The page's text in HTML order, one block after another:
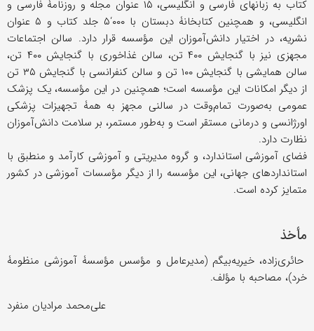
کتاب به زبانهای فارسی و انگلیسی، ۱۵ عنوان مجله و روزنامۀ فارسی و
انگلیسی، و همچنین کتابخانۀ دبستان با ۰۰۰‘۵ جلد کتاب و ۵ عنوان
نشریه، در اختیار دانش‌آموزان این مؤسسه قرار دارد. سالن اجتماعات
مجهزی نیز با گنجایش ۴۰۰ تن، سالن غذاخوری با گنجایش ۴۰۰ تن،
سالن همایشی با گنجایش ۱۰۰ تن و سالن کنفرانسی با گنجایش ۳۵ تن
از دیگر امکانات این مؤسسه است؛ همچنین در این مؤسسه، یک پزشک
عمومی به‌صورت تمام‌وقت در سالنی مجهز به همۀ تجهیزات پزشکی
اورژانسی و درمانی مستقر است و به‌طور مستمر، بر سلامت دانش‌آموزان
نظارت دارد.
فضای آموزشی استاندارد، و گروه مدیریتی و آموزشی کارآمد و منطبق با
استانداردهای جهانی، این مؤسسه را از دیگر مؤسسات آموزشی در کشور
متمایز کرده است.
مأخذ
حائری‌زاده، خیریه‌بیگم (مدیرعامل و مؤسس مؤسسۀ آموزشی منظومۀ
خرد)، مصاحبه با مؤلف.
علی‌محمد مرادیان منفرد